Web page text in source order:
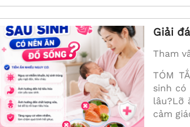
Bs. Nguyễn Thị Phương
Loan
Chuyên khoa cấp I Sản Phụ
khoa
CHI TIẾT
Giải
Tham
TÓM
sinh có
lâu?Lỡ
cảm